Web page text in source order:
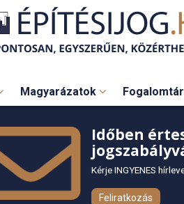
Magyarázatok Fogalomtár
Időben
Kérje INGYENES
Feliratkozás